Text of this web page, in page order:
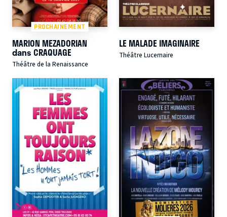
PROCHAINEMENT
MARION MEZADORIAN
dans CRAQUAGE
Théâtre de la Renaissance
LE MALADE IMAGINAIRE
Théâtre Lucernaire